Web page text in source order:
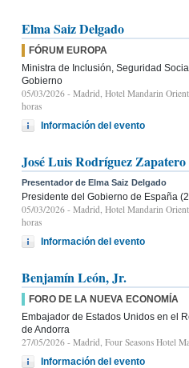
Elma Saiz Delgado
FÓRUM EUROPA
Ministra de Inclusión, Seguridad
Gobierno
05/03/2026 - Madrid, Hotel Mandarin
horas
Información del evento
José Luis Rodríguez Zapatero
Presentador de Elma Saiz Delgado
Presidente del Gobierno de España
05/03/2026 - Madrid, Hotel Mandarin
horas
Información del evento
Benjamín León, Jr.
FORO DE LA NUEVA ECONOMÍA
Embajador de Estados Unidos en el
de Andorra
27/05/2026 - Madrid, Four Seasons Hotel
Información del evento